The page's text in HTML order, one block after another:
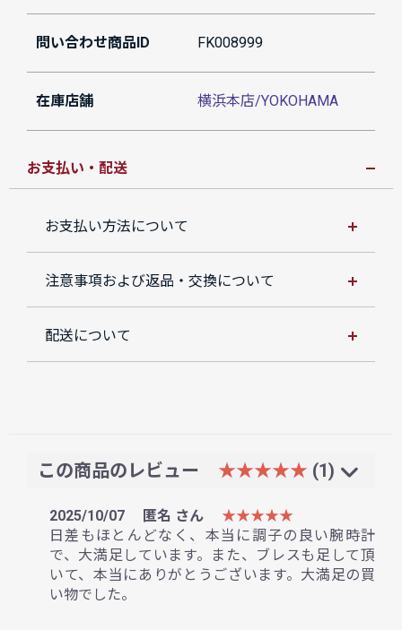
問い合わせ商品ID FK008999
在庫店舗 横浜本店/YOKOHAMA
お支払い・配送
お支払い方法について
注意事項および返品・交換について
配送について
この商品のレビュー ★★★★★ (1)
2025/10/07 匿名 さん
★★★★★
日差もほとんどなく、本当に調子の良い腕時計
で、大満足しています。また、ブレスも足して頂
いて、本当にありがとうございます。大満足の買
い物でした。